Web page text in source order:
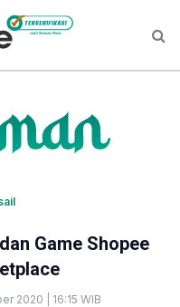
Game Shopee
2020 | 16:15 WIB